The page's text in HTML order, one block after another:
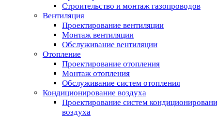
Строительство и монтаж газопроводов
Вентиляция
Проектирование вентиляции
Монтаж вентиляции
Обслуживание вентиляции
Отопление
Проектирование отопления
Монтаж отопления
Обслуживание систем отопления
Кондиционирование воздуха
Проектирование систем
воздуха